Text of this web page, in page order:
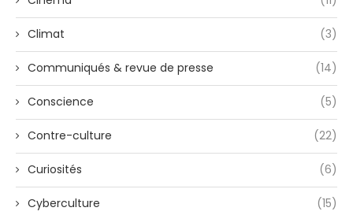
Climat (3)
Communiqués & revue de presse (14)
Conscience (5)
Contre-culture (22)
Curiosités (6)
Cyberculture (15)